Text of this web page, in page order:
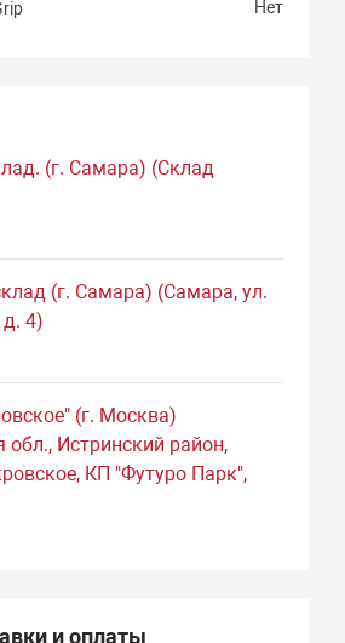
Нет
(г. Самара) (Склад
(г. Самара) (Самара, ул.
д. 4)
(г. Москва)
обл., Истринский район,
КП "Футуро Парк",
и оплаты